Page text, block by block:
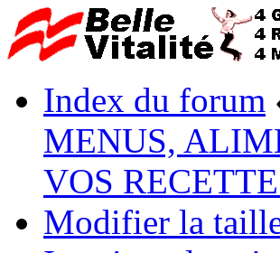
Index du forum
MENUS,
VOS
Modifier la